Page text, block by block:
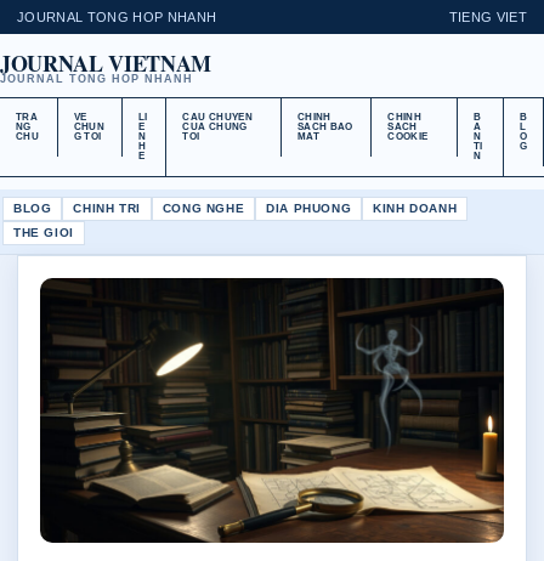
JOURNAL TONG HOP NHANH TIENG VIET
JOURNAL VIETNAM
JOURNAL TONG HOP NHANH
TRA
NG
CHU
VE
CHUN
G TOI
LI
E
N
H
E
CAU CHUYEN
CUA CHUNG
TOI
CHINH
SACH BAO
MAT
CHINH
SACH
COOKIE
B
A
N
TI
N
B
L
O
G
BLOG CHINH TRI CONG NGHE DIA PHUONG
KINH DOANH
THE GIOI